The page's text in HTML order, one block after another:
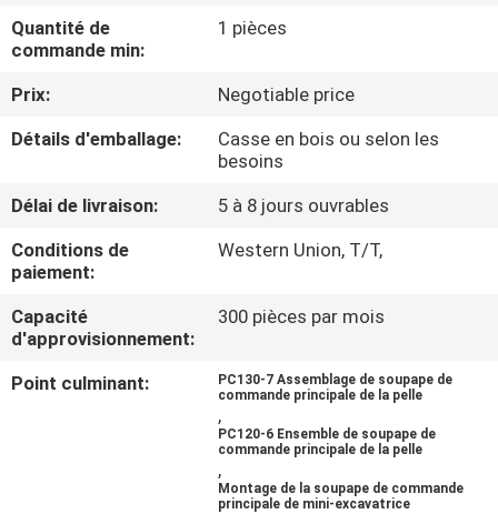
VISITE
DE
LA
CONTACT
Quantité de
commande min:
1 pièces
Prix:
Negotiable price
Détails d'emballage:
Casse en bois ou selon les
besoins
Délai de livraison:
5 à 8 jours ouvrables
Conditions de
paiement:
Western Union, T/T,
Capacité
d'approvisionnement:
300 pièces par mois
Point culminant:
PC130-7 Assemblage de soupape de
commande principale de la pelle
,
PC120-6 Ensemble de soupape de
commande principale de la pelle
,
Montage de la soupape de commande
principale de mini-excavatrice